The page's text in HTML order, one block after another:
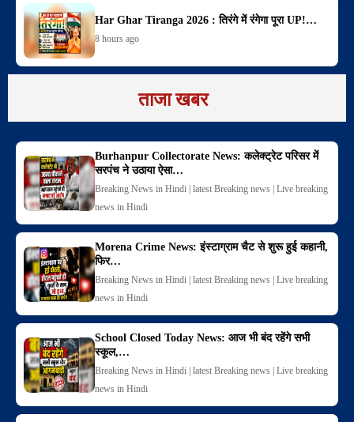
Har Ghar Tiranga 2026 : तिरंगे में रंगेगा पूरा UP!…
8 hours ago
ताजा खबर
Burhanpur Collectorate News: कलेक्ट्रेट परिसर में
सरपंच ने उठाया ऐसा…
Breaking News in Hindi | latest Breaking news | Live breaking
news in Hindi
Morena Crime News: इंस्टाग्राम चैट से शुरू हुई कहानी,
फिर…
Breaking News in Hindi | latest Breaking news | Live breaking
news in Hindi
School Closed Today News: आज भी बंद रहेंगे सभी
स्कूल,…
Breaking News in Hindi | latest Breaking news | Live breaking
news in Hindi